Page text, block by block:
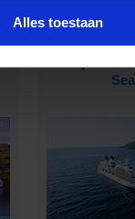
Alles toestaan
Dit zijn de